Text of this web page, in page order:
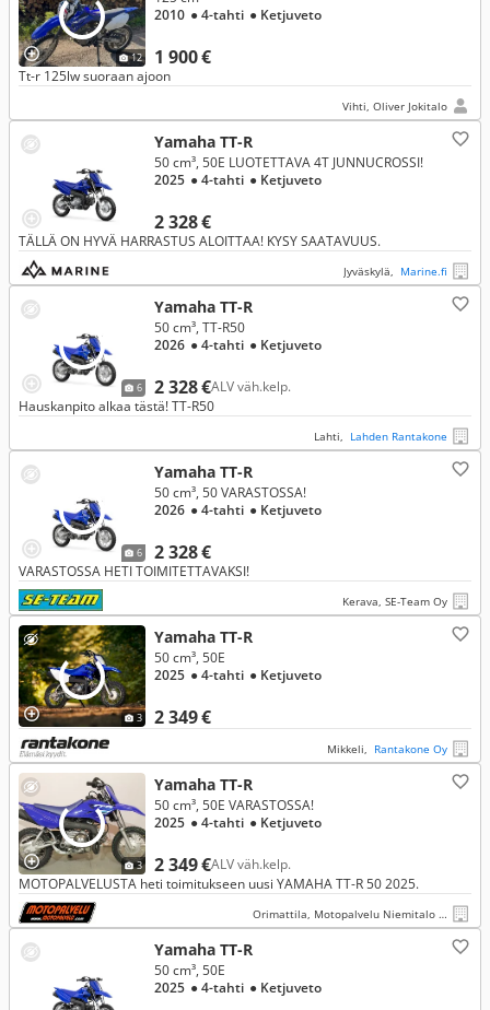
12 1 900 €
2010 ● 4-tahti ● Ketjuveto
Tt-r 125lw suoraan ajoon
Vihti, Oliver Jokitalo
Yamaha TT-R
2 328 €
50 cm³, 50E LUOTETTAVA 4T JUNNUCROSSI!
2025 ● 4-tahti ● Ketjuveto
TÄLLÄ ON HYVÄ HARRASTUS ALOITTAA! KYSY SAATAVUUS.
Jyväskylä, Marine.fi
6
Yamaha TT-R
2 328 €ALV väh.kelp.
50 cm³, TT-R50
2026 ● 4-tahti ● Ketjuveto
Hauskanpito alkaa tästä! TT-R50
Lahti, Lahden Rantakone
6
Yamaha TT-R
2 328 €
50 cm³, 50 VARASTOSSA!
2026 ● 4-tahti ● Ketjuveto
VARASTOSSA HETI TOIMITETTAVAKSI!
Kerava, SE-Team Oy
3
Yamaha TT-R
2 349 €
50 cm³, 50E
2025 ● 4-tahti ● Ketjuveto
Mikkeli, Rantakone Oy
3
Yamaha TT-R
2 349 €ALV väh.kelp.
50 cm³, 50E VARASTOSSA!
2025 ● 4-tahti ● Ketjuveto
MOTOPALVELUSTA heti toimitukseen uusi YAMAHA TT-R 50 2025.
Orimattila, Motopalvelu Niemitalo Oy
Yamaha TT-R
50 cm³, 50E
2025 ● 4-tahti ● Ketjuveto